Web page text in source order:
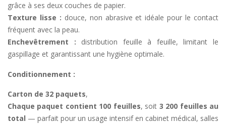
grâce à ses deux couches de papier.
Texture lisse : douce, non abrasive et idéale pour le contact
fréquent avec la peau.
Enchevêtrement : distribution feuille à feuille, limitant le
gaspillage et garantissant une hygiène optimale.
Conditionnement :
Carton de 32 paquets,
Chaque paquet contient 100 feuilles, soit 3 200 feuilles au
total — parfait pour un usage intensif en cabinet médical, salles